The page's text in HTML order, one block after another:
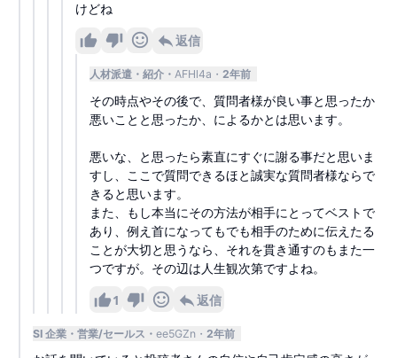
けどね
返信
人材派遣・紹介 AFHl4a 2年前
その時点やその後で、質問者様が良い事と思ったか
悪いことと思ったか、によるかとは思います。
悪いな、と思ったら素直にすぐに謝る事だと思いま
すし、ここで質問できるほと誠実な質問者様ならで
きると思います。
また、もし本当にその方法が相手にとってベストで
あり、例え首になってもでも相手のために伝えたる
ことが大切と思うなら、それを貫き通すのもまた一
つですが。その辺は人生観次第ですよね。
1 返信
SI 企業 営業/セールス ee5GZn 2年前